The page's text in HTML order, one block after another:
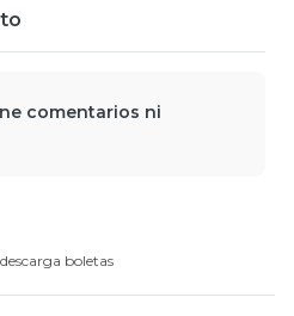
comentarios ni
boletas